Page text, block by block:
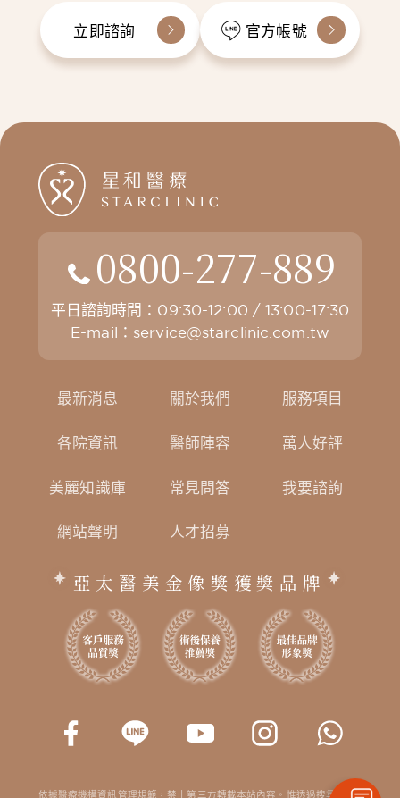
立即諮詢 官方帳號
0800-277-889
平日諮詢時間：09:30-12:00 / 13:00-17:30
E-mail： service@starclinic.com.tw
最新消息 關於我們 服務項目
各院資訊 醫師陣容 萬人好評
美麗知識庫 常見問答 我要諮詢
網站聲明 人才招募
亞太醫美金像獎獲獎品牌
依據醫療機構資訊管理規範，禁止第三方轉載本站內容。惟透過搜尋